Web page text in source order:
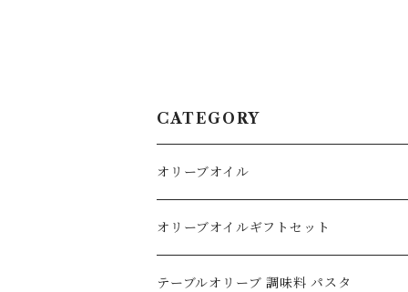
CATEGORY
オリーブオイル
オリーブオイル
イタリア産
フレーバーオリーブオイル
オリーブオイルギフトセット
テーブルオリーブ 調味料 パスタ